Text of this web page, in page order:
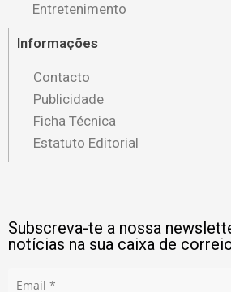
Entretenimento
Informações
Contacto
Publicidade
Ficha Técnica
Estatuto Editorial
Subscreva-te a nossa
notícias na sua caixa de